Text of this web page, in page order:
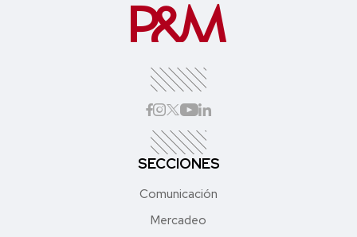
SECCIONES
Comunicación
Mercadeo